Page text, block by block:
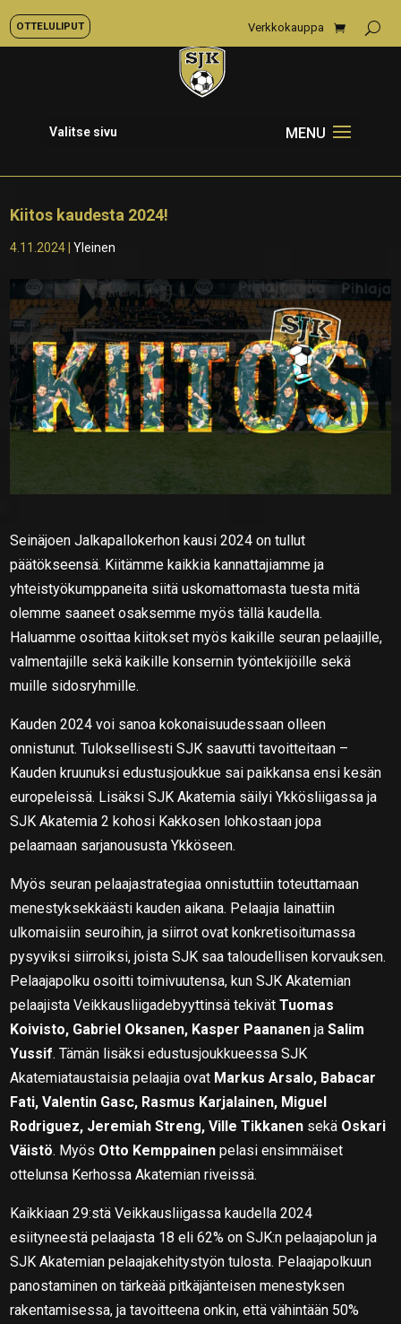
OTTELULIPUT Verkkokauppa
Valitse sivu
Kiitos kaudesta 2024!
4.11.2024 |Yleinen
Seinäjoen Jalkapallokerhon kausi 2024 on tullut
päätökseensä. Kiitämme kaikkia kannattajiamme ja
yhteistyökumppaneita siitä uskomattomasta tuesta mitä
olemme saaneet osaksemme myös tällä kaudella.
Haluamme osoittaa kiitokset myös kaikille seuran pelaajille,
valmentajille sekä kaikille konsernin työntekijöille sekä
muille sidosryhmille.
Kauden 2024 voi sanoa kokonaisuudessaan olleen
onnistunut. Tuloksellisesti SJK saavutti tavoitteitaan –
Kauden kruunuksi edustusjoukkue sai paikkansa ensi kesän
europeleissä. Lisäksi SJK Akatemia säilyi Ykkösliigassa ja
SJK Akatemia 2 kohosi Kakkosen lohkostaan jopa
pelaamaan sarjanoususta Ykköseen.
Myös seuran pelaajastrategiaa onnistuttiin toteuttamaan
menestyksekkäästi kauden aikana. Pelaajia lainattiin
ulkomaisiin seuroihin, ja siirrot ovat konkretisoitumassa
pysyviksi siirroiksi, joista SJK saa taloudellisen korvauksen.
Pelaajapolku osoitti toimivuutensa, kun SJK Akatemian
pelaajista Veikkausliigadebyyttinsä tekivätTuomas
Koivisto, Gabriel Oksanen, Kasper Paananen jaSalim
Yussif. Tämän lisäksi edustusjoukkueessa SJK
Akatemiataustaisia pelaajia ovat Markus Arsalo, Babacar
Fati, Valentin Gasc, Rasmus Karjalainen, Miguel
Rodriguez, Jeremiah Streng, Ville Tikkanen sekä Oskari
Väistö. Myös Otto Kemppainen pelasi ensimmäiset
ottelunsa Kerhossa Akatemian riveissä.
Kaikkiaan 29:stä Veikkausliigassa kaudella 2024
esiityneestä pelaajasta 18 eli 62% on SJK:n pelaajapolun ja
SJK Akatemian pelaajakehitystyön tulosta. Pelaajapolkuun
panostaminen on tärkeää pitkäjänteisen menestyksen
rakentamisessa, ja tavoitteena onkin, että vähintään 50%